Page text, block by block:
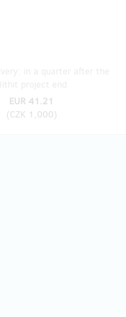
EUR 41.21
(CZK 1,000)